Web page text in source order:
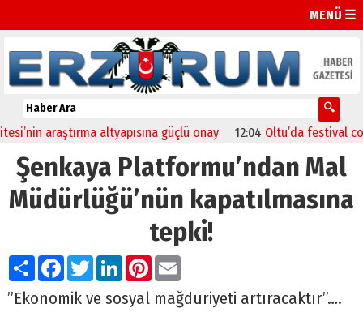
MENÜ ☰
araştırma altyapısına güçlü onay 12:04 Oltu’da festival
Şenkaya Platformu’ndan Mal
Müdürlüğü’nün kapatılmasına
tepki!
PaylaşFacebook
TwitterLinkedIn
Pinterest
Email
”Ekonomik ve sosyal mağduriyeti artıracaktır”….